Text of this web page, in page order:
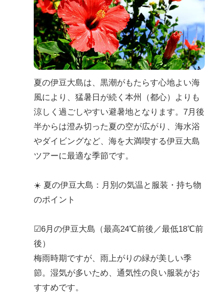
夏の伊豆大島は、黒潮がもたらす心地よい海
風により、猛暑日が続く本州（都心）よりも
涼しく過ごしやすい避暑地となります。7月後
半からは澄み切った夏の空が広がり、海水浴
やダイビングなど、海を大満喫する伊豆大島
ツアーに最適な季節です。
☀️ 夏の伊豆大島：月別の気温と服装・持ち物
のポイント
☑6月の伊豆大島（最高24℃前後／最低18℃前
後）
梅雨時期ですが、雨上がりの緑が美しい季
節。湿気が多いため、通気性の良い服装がお
すすめです。